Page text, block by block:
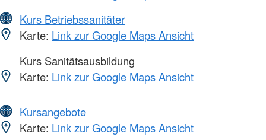
Kurs Betriebssanitäter
Karte: Link zur Google Maps Ansicht
Kurs Sanitätsausbildung
Karte: Link zur Google Maps Ansicht
Kursangebote
Karte: Link zur Google Maps Ansicht